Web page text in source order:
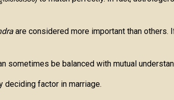
are considered more important than
sometimes be balanced with mutual
deciding factor in marriage.